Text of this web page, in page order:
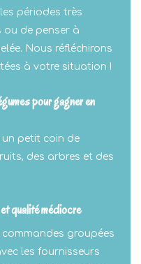
périodes très
ou de penser à
Nous réfléchirons
à votre situation !
pour gagner en
petit coin de
des arbres et des
qualité médiocre
groupées
les fournisseurs